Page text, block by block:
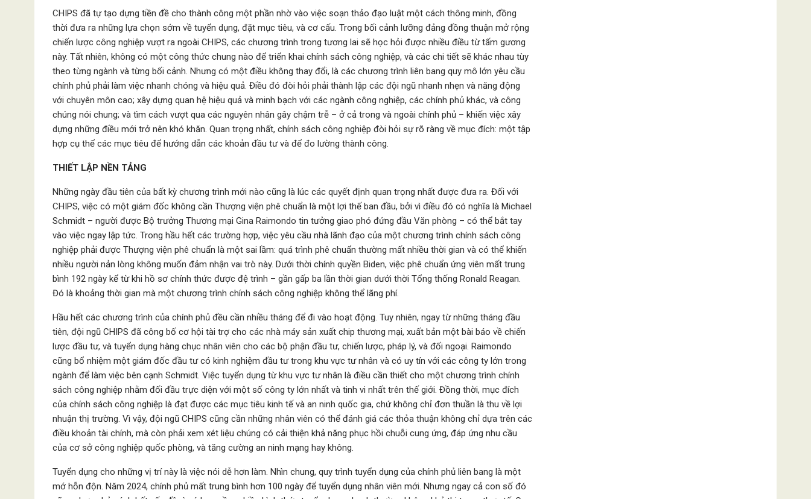
CHIPS đã tự tạo dựng tiền đề cho thành công một phần nhờ vào việc soạn thảo đạo luật một cách thông minh, đồng
thời đưa ra những lựa chọn sớm về tuyển dụng, đặt mục tiêu, và cơ cấu. Trong bối cảnh lưỡng đảng đồng thuận mở rộng
chiến lược công nghiệp vượt ra ngoài CHIPS, các chương trình trong tương lai sẽ học hỏi được nhiều điều từ tấm gương
này. Tất nhiên, không có một công thức chung nào để triển khai chính sách công nghiệp, và các chi tiết sẽ khác nhau tùy
theo từng ngành và từng bối cảnh. Nhưng có một điều không thay đổi, là các chương trình liên bang quy mô lớn yêu cầu
chính phủ phải làm việc nhanh chóng và hiệu quả. Điều đó đòi hỏi phải thành lập các đội ngũ nhanh nhẹn và năng động
với chuyên môn cao; xây dựng quan hệ hiệu quả và minh bạch với các ngành công nghiệp, các chính phủ khác, và công
chúng nói chung; và tìm cách vượt qua các nguyên nhân gây chậm trễ – ở cả trong và ngoài chính phủ – khiến việc xây
dựng những điều mới trở nên khó khăn. Quan trọng nhất, chính sách công nghiệp đòi hỏi sự rõ ràng về mục đích: một tập
hợp cụ thể các mục tiêu để hướng dẫn các khoản đầu tư và để đo lường thành công.
THIẾT LẬP NỀN TẢNG
Những ngày đầu tiên của bất kỳ chương trình mới nào cũng là lúc các quyết định quan trọng nhất được đưa ra. Đối với
CHIPS, việc có một giám đốc không cần Thượng viện phê chuẩn là một lợi thế ban đầu, bởi vì điều đó có nghĩa là Michael
Schmidt – người được Bộ trưởng Thương mại Gina Raimondo tin tưởng giao phó đứng đầu Văn phòng – có thể bắt tay
vào việc ngay lập tức. Trong hầu hết các trường hợp, việc yêu cầu nhà lãnh đạo của một chương trình chính sách công
nghiệp phải được Thượng viện phê chuẩn là một sai lầm: quá trình phê chuẩn thường mất nhiều thời gian và có thể khiến
nhiều người nản lòng không muốn đảm nhận vai trò này. Dưới thời chính quyền Biden, việc phê chuẩn ứng viên mất trung
bình 192 ngày kể từ khi hồ sơ chính thức được đệ trình – gần gấp ba lần thời gian dưới thời Tổng thống Ronald Reagan.
Đó là khoảng thời gian mà một chương trình chính sách công nghiệp không thể lãng phí.
Hầu hết các chương trình của chính phủ đều cần nhiều tháng để đi vào hoạt động. Tuy nhiên, ngay từ những tháng đầu
tiên, đội ngũ CHIPS đã công bố cơ hội tài trợ cho các nhà máy sản xuất chip thương mại, xuất bản một bài báo về chiến
lược đầu tư, và tuyển dụng hàng chục nhân viên cho các bộ phận đầu tư, chiến lược, pháp lý, và đối ngoại. Raimondo
cũng bổ nhiệm một giám đốc đầu tư có kinh nghiệm đầu tư trong khu vực tư nhân và có uy tín với các công ty lớn trong
ngành để làm việc bên cạnh Schmidt. Việc tuyển dụng từ khu vực tư nhân là điều cần thiết cho một chương trình chính
sách công nghiệp nhằm đối đầu trực diện với một số công ty lớn nhất và tinh vi nhất trên thế giới. Đồng thời, mục đích
của chính sách công nghiệp là đạt được các mục tiêu kinh tế và an ninh quốc gia, chứ không chỉ đơn thuần là thu về lợi
nhuận thị trường. Vì vậy, đội ngũ CHIPS cũng cần những nhân viên có thể đánh giá các thỏa thuận không chỉ dựa trên các
điều khoản tài chính, mà còn phải xem xét liệu chúng có cải thiện khả năng phục hồi chuỗi cung ứng, đáp ứng nhu cầu
của cơ sở công nghiệp quốc phòng, và tăng cường an ninh mạng hay không.
Tuyển dụng cho những vị trí này là việc nói dễ hơn làm. Nhìn chung, quy trình tuyển dụng của chính phủ liên bang là một
mớ hỗn độn. Năm 2024, chính phủ mất trung bình hơn 100 ngày để tuyển dụng nhân viên mới. Nhưng ngay cả con số đó